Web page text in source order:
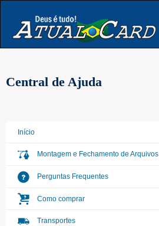
Central de Ajuda
Início
Montagem e Fechamento de Arquivos
Perguntas Frequentes
Como comprar
Transportes